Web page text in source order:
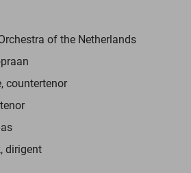
of the Netherlands
countertenor
dirigent